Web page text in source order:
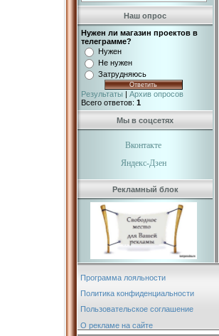
Наш опрос
Нужен ли магазин проектов в
телеграмме?
Нужен
Не нужен
Затрудняюсь
Результаты | Архив опросов
Всего ответов: 1
Мы в соцсетях
Вконтакте
Яндекс-Дзен
Рекламный блок
Программа лояльности
Политика конфиденциальности
Пользовательское соглашение
О рекламе на сайте